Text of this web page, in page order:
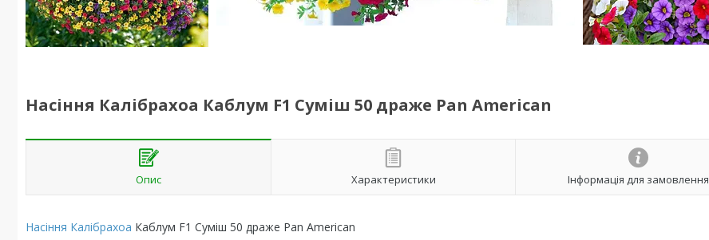
Насіння Калібрахоа Каблум F1 Суміш 50 драже Pan American
Опис Характеристики Інформація для замовлення
Насіння Калібрахоа Каблум F1 Суміш 50 драже Pan American